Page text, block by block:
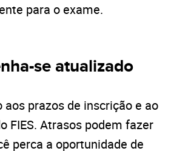
para o exame.
se atualizado
aos prazos de inscrição e ao
FIES. Atrasos podem fazer
perca a oportunidade de